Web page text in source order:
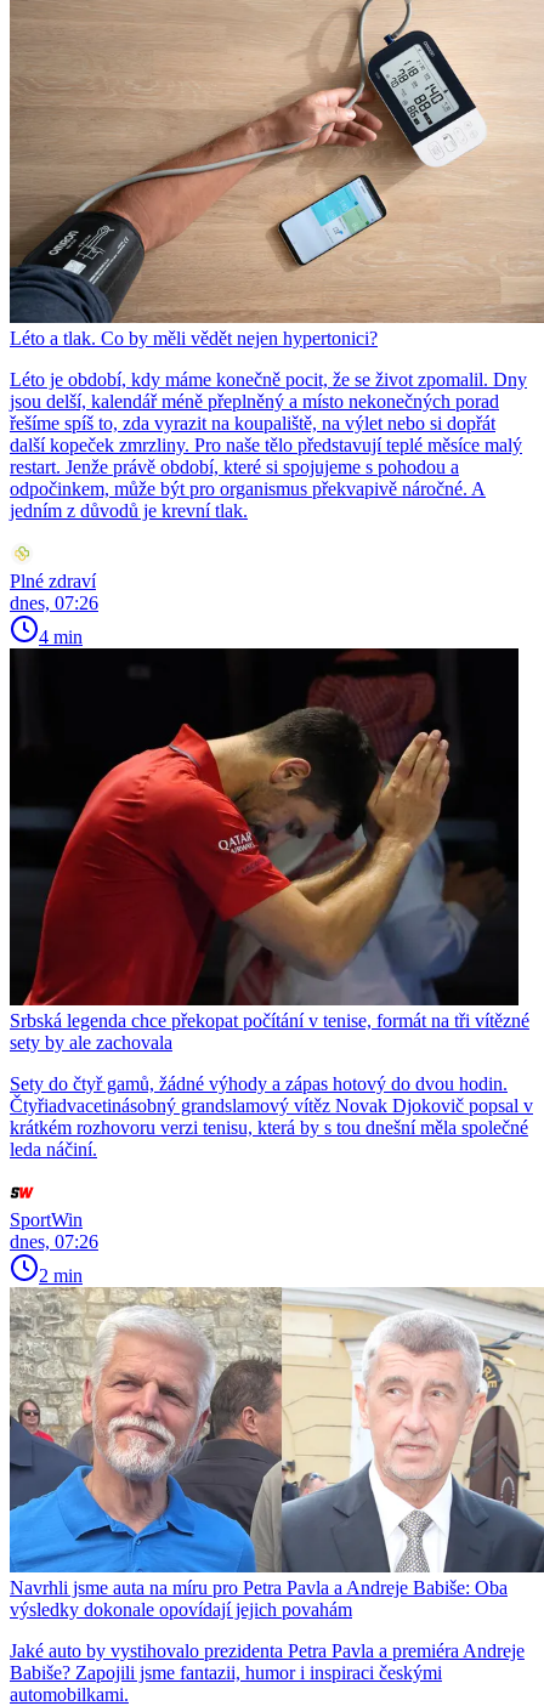
Léto a tlak. Co by měli vědět nejen hypertonici?
Léto je období, kdy máme konečně pocit, že se život zpomalil. Dny
jsou delší, kalendář méně přeplněný a místo nekonečných porad
řešíme spíš to, zda vyrazit na koupaliště, na výlet nebo si dopřát
další kopeček zmrzliny. Pro naše tělo představují teplé měsíce malý
restart. Jenže právě období, které si spojujeme s pohodou a
odpočinkem, může být pro organismus překvapivě náročné. A
jedním z důvodů je krevní tlak.
Plné zdraví
dnes, 07:26
4 min
Srbská legenda chce překopat počítání v tenise, formát na tři vítězné
sety by ale zachovala
Sety do čtyř gamů, žádné výhody a zápas hotový do dvou hodin.
Čtyřiadvacetinásobný grandslamový vítěz Novak Djokovič popsal v
krátkém rozhovoru verzi tenisu, která by s tou dnešní měla společné
leda náčiní.
SportWin
dnes, 07:26
2 min
Navrhli jsme auta na míru pro Petra Pavla a Andreje Babiše: Oba
výsledky dokonale opovídají jejich povahám
Jaké auto by vystihovalo prezidenta Petra Pavla a premiéra Andreje
Babiše? Zapojili jsme fantazii, humor i inspiraci českými
automobilkami.